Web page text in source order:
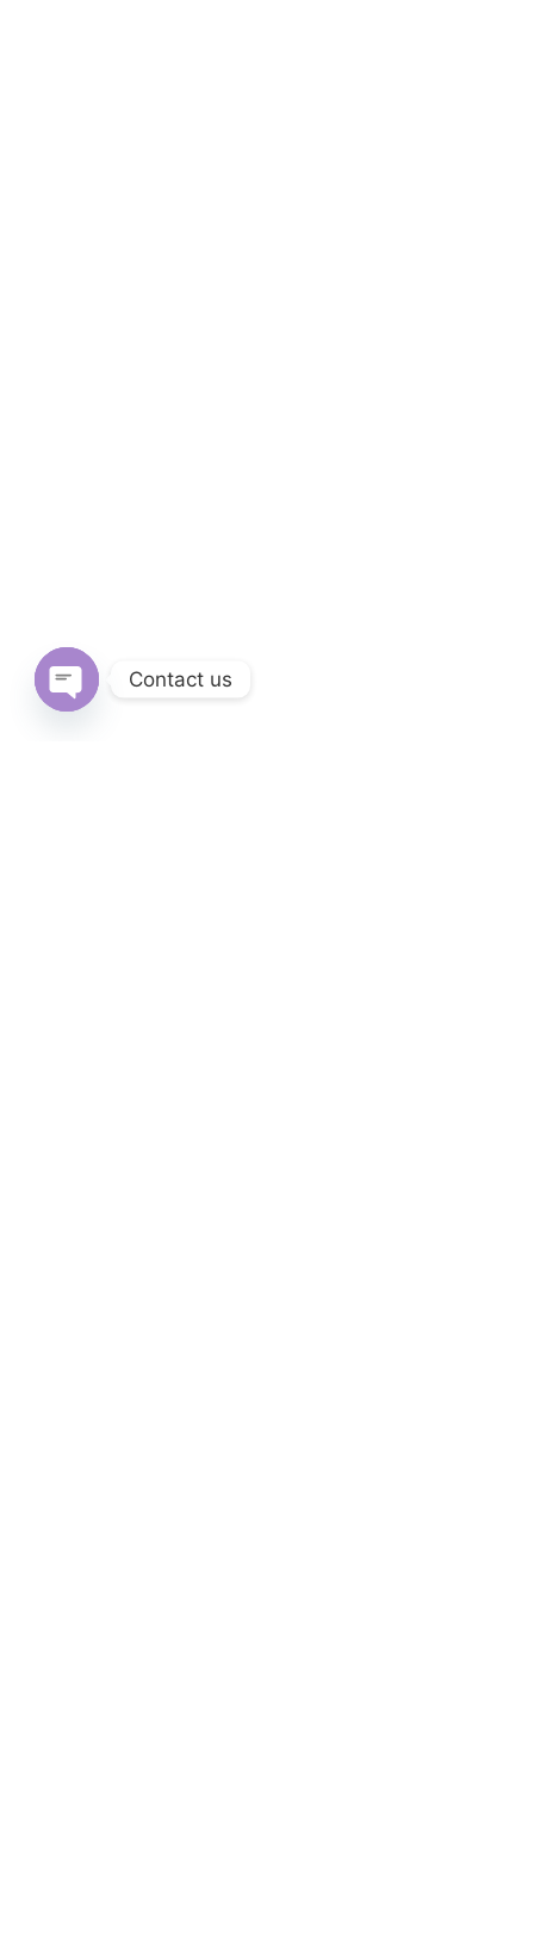
Contact us
Open